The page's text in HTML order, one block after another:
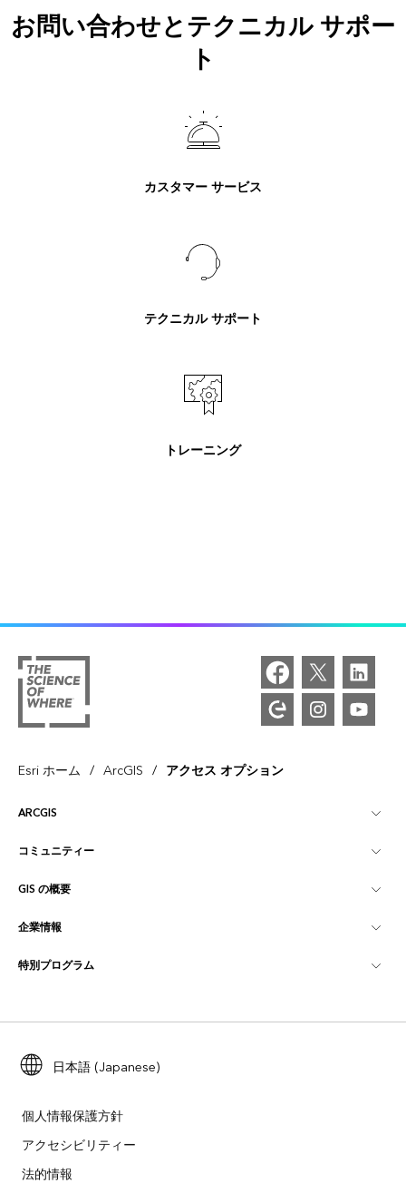
お問い合わせとテクニカル サポー
ト
カスタマー サービス
テクニカル サポート
トレーニング
Esri ホーム / ArcGIS / アクセス オプション
ARCGIS
ArcGIS の概要
マッピング
ArcGIS Online
開発者向けテクノロジー
ArcGIS Location Platform
コミュニティー
Esri Community
ArcGIS ブログ
ユーザー調査およびテスト
Esri Young Professionals Network
イベント
GIS の概要
GIS とは
ロケーション インテリジェンス
トレーニング
ArcUser
ArcWatch
企業情報
Esri について
採用情報
パートナー
企業行動規範
特別プログラム
ArcGIS for Student Use
災害対応
教育機関
日本語 (Japanese)
個人情報保護方針
アクセシビリティー
法的情報